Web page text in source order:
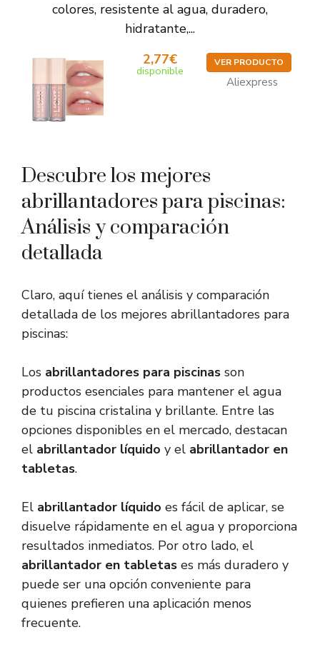
colores, resistente al agua, duradero,
hidratante,...
2,77€
disponible
VER PRODUCTO
Aliexpress
Descubre los mejores
abrillantadores para piscinas:
Análisis y comparación
detallada
Claro, aquí tienes el análisis y comparación
detallada de los mejores abrillantadores para
piscinas:
Los abrillantadores para piscinas son
productos esenciales para mantener el agua
de tu piscina cristalina y brillante. Entre las
opciones disponibles en el mercado, destacan
el abrillantador líquido y el abrillantador en
tabletas.
El abrillantador líquido es fácil de aplicar, se
disuelve rápidamente en el agua y proporciona
resultados inmediatos. Por otro lado, el
abrillantador en tabletas es más duradero y
puede ser una opción conveniente para
quienes prefieren una aplicación menos
frecuente.